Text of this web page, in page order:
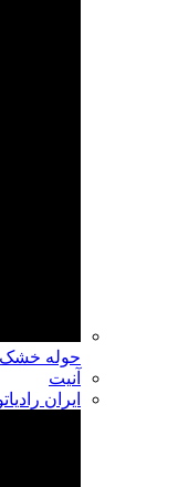
حوله
آنیت
ایران